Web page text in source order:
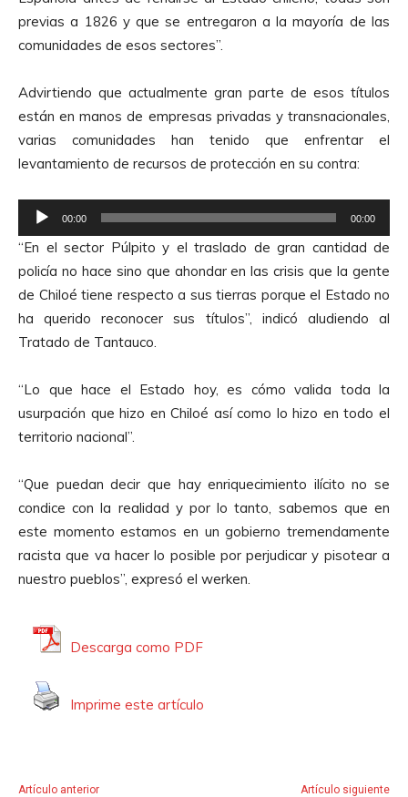
e
A
u
i
o
previas a 1826 y que se entregaron a la mayoría de las
comunidades de esos sectores”.
Advirtiendo que actualmente gran parte de esos títulos
están en manos de empresas privadas y transnacionales,
varias comunidades han tenido que enfrentar el
levantamiento de recursos de protección en su contra:
e
p
r
o
d
u
o
r
A
u
d
i
00:00 00:00
“En el sector Púlpito y el traslado de gran cantidad de
policía no hace sino que ahondar en las crisis que la gente
de Chiloé tiene respecto a sus tierras porque el Estado no
ha querido reconocer sus títulos”, indicó aludiendo al
Tratado de Tantauco.
“Lo que hace el Estado hoy, es cómo valida toda la
usurpación que hizo en Chiloé así como lo hizo en todo el
territorio nacional”.
“Que puedan decir que hay enriquecimiento ilícito no se
condice con la realidad y por lo tanto, sabemos que en
este momento estamos en un gobierno tremendamente
racista que va hacer lo posible por perjudicar y pisotear a
nuestro pueblos”, expresó el werken.
Descarga como PDF
Imprime este artículo
Artículo anterior Artículo siguiente